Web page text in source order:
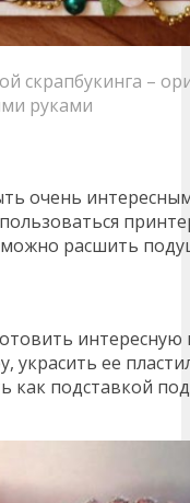
скрапбукинга –
руками
очень
можно расшить
интересную
украсить ее
как подставкой